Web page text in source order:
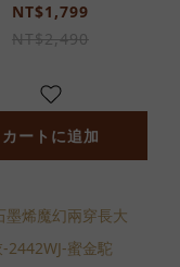
NT$1,799
NT$2,490
カートに追加